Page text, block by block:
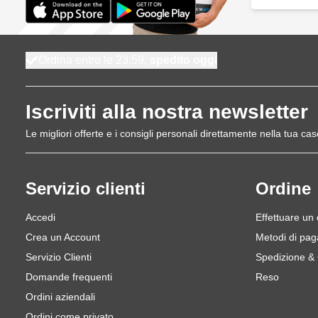
Iscriviti alla nostra newsletter
Le migliori offerte e i consigli personali direttamente nella tua
Servizio clienti
Accedi
Crea un Account
Servizio Clienti
Domande frequenti
Ordini aziendali
Ordine
Effettuare un
Metodi di
Spedizione &
Reso